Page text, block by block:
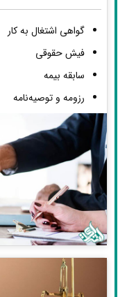
گواهی اشتغال به کار
فیش حقوقی
سابقه بیمه
رزومه و توصیه‌نامه